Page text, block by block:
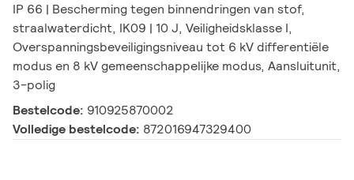
IP 66 | Bescherming tegen binnendringen van stof,
straalwaterdicht, IK09 | 10 J, Veiligheidsklasse I,
Overspanningsbeveiligingsniveau tot 6 kV differentiële
modus en 8 kV gemeenschappelijke modus, Aansluitunit,
3-polig
Bestelcode: 910925870002
Volledige bestelcode: 872016947329400